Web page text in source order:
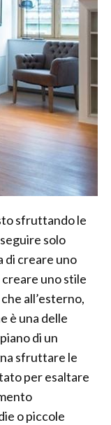
sfruttando le
solo
di creare uno
uno stile
all’esterno,
è una delle
di un
sfruttare le
per esaltare
o piccole